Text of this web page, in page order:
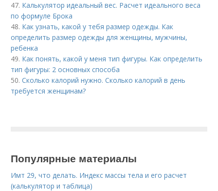
47. Калькулятор идеальный вес. Расчет идеального веса
по формуле Брока
48. Как узнать, какой у тебя размер одежды. Как
определить размер одежды для женщины, мужчины,
ребенка
49. Как понять, какой у меня тип фигуры. Как определить
тип фигуры: 2 основных способа
50.Сколько калорий нужно. Сколько калорий в день
требуется женщинам?
Популярные материалы
Имт 29, что делать. Индекс массы тела и его расчет
(калькулятор и таблица)